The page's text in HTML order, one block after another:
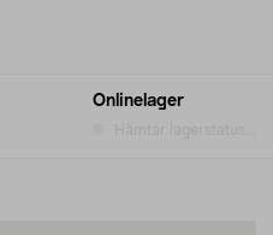
Onlinelager